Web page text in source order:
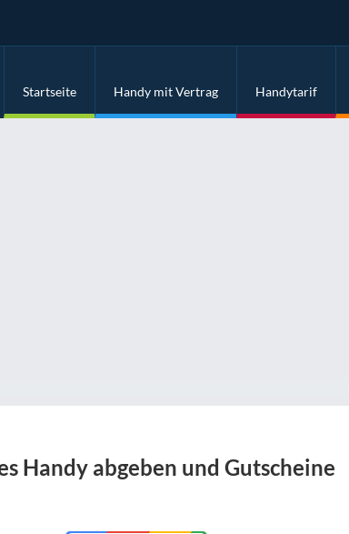
Startseite Handy mit Vertrag Handytarif
Handy abgeben und Gutscheine